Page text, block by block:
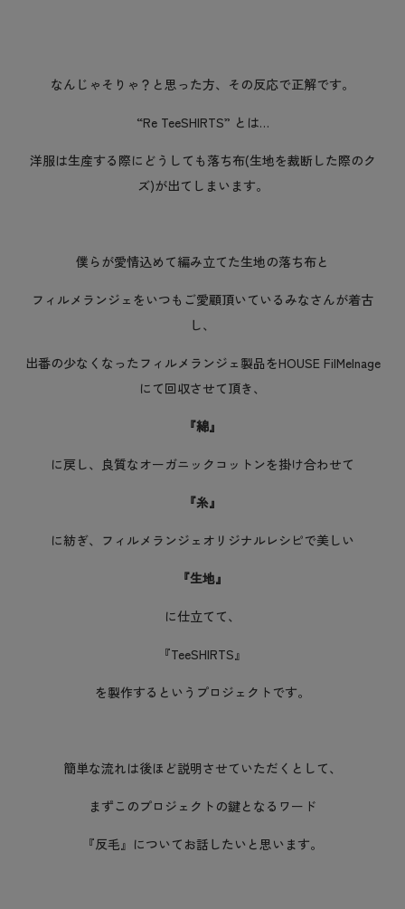
なんじゃそりゃ？と思った方、その反応で正解です。
“Re TeeSHIRTS” とは…
洋服は生産する際にどうしても落ち布(生地を裁断した際のク
ズ)が出てしまいます。
僕らが愛情込めて編み立てた生地の落ち布と
フィルメランジェをいつもご愛顧頂いているみなさんが着古
し、
出番の少なくなったフィルメランジェ製品をHOUSE FilMelnage
にて回収させて頂き、
『綿』
に戻し、良質なオーガニックコットンを掛け合わせて
『糸』
に紡ぎ、フィルメランジェオリジナルレシピで美しい
『生地』
に仕立てて、
『TeeSHIRTS』
を製作するというプロジェクトです。
簡単な流れは後ほど説明させていただくとして、
まずこのプロジェクトの鍵となるワード
『反毛』についてお話したいと思います。